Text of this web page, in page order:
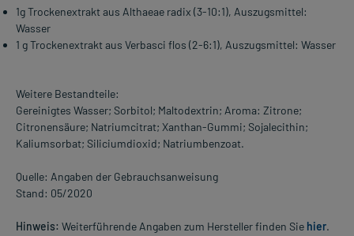
1g Trockenextrakt aus Althaeae radix (3-10:1), Auszugsmittel:
Wasser
1 g Trockenextrakt aus Verbasci flos (2-6:1), Auszugsmittel: Wasser
Weitere Bestandteile:
Gereinigtes Wasser; Sorbitol; Maltodextrin; Aroma: Zitrone;
Citronensäure; Natriumcitrat; Xanthan-Gummi; Sojalecithin;
Kaliumsorbat; Siliciumdioxid; Natriumbenzoat.
Quelle: Angaben der Gebrauchsanweisung
Stand: 05/2020
Hinweis: Weiterführende Angaben zum Hersteller finden Sie hier.